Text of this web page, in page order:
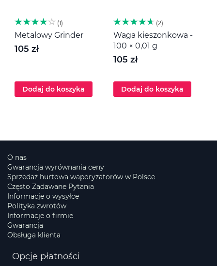
1
Metalowy Grinder
105 zł
Dodaj do koszyka
2
Waga kieszonkowa -
100 × 0,01 g
105 zł
Dodaj do koszyka
O nas
Gwarancja wyrównania ceny
Sprzedaż hurtowa waporyzatorów w Polsce
Często Zadawane Pytania
Informacje o wysyłce
Polityka zwrotów
Informacje o firmie
Gwarancja
Obsługa klienta
Opcje płatności